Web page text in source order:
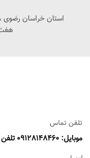
استان خراسان رضوی ،
هفت تیر
تلفن تماس
موبایل: 09128148460 تلفن ثابت: 38673087 051